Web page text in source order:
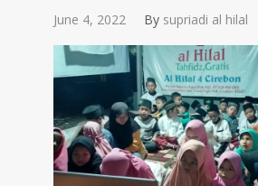
June 4, 2022 By supriadi al hilal